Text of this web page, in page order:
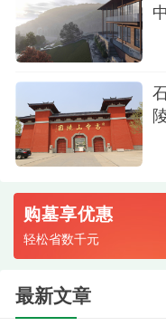
我们逐一查看
的树木浑然一体，骨
叶茂，成为连接天
的设计理念让我们深
终结，而是转化为大
界上绵延生长。
在详细了解了
后，我们一致决定
置，工作人员耐心细
续，并承诺将严格按
购墓享优惠
轻松省数千元
最新文章